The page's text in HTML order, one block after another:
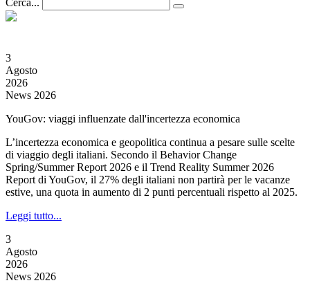
Cerca...
3
Agosto
2026
News 2026
YouGov: viaggi influenzate dall'incertezza economica
L’incertezza economica e geopolitica continua a pesare sulle scelte
di viaggio degli italiani. Secondo il Behavior Change
Spring/Summer Report 2026 e il Trend Reality Summer 2026
Report di YouGov, il 27% degli italiani non partirà per le vacanze
estive, una quota in aumento di 2 punti percentuali rispetto al 2025.
Leggi tutto...
3
Agosto
2026
News 2026